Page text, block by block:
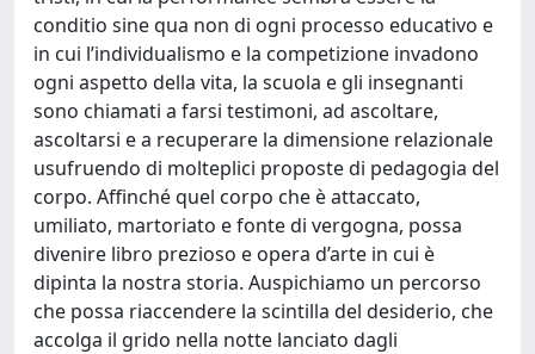
conditio sine qua non di ogni processo educativo e
in cui l’individualismo e la competizione invadono
ogni aspetto della vita, la scuola e gli insegnanti
sono chiamati a farsi testimoni, ad ascoltare,
ascoltarsi e a recuperare la dimensione relazionale
usufruendo di molteplici proposte di pedagogia del
corpo. Affinché quel corpo che è attaccato,
umiliato, martoriato e fonte di vergogna, possa
divenire libro prezioso e opera d’arte in cui è
dipinta la nostra storia. Auspichiamo un percorso
che possa riaccendere la scintilla del desiderio, che
accolga il grido nella notte lanciato dagli